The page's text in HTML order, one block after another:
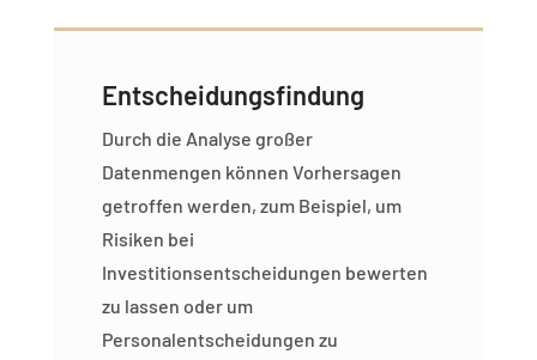
Entscheidungsfindung
Durch die Analyse großer
Datenmengen können Vorhersagen
getroffen werden, zum Beispiel, um
Risiken bei
Investitionsentscheidungen bewerten
zu lassen oder um
Personalentscheidungen zu